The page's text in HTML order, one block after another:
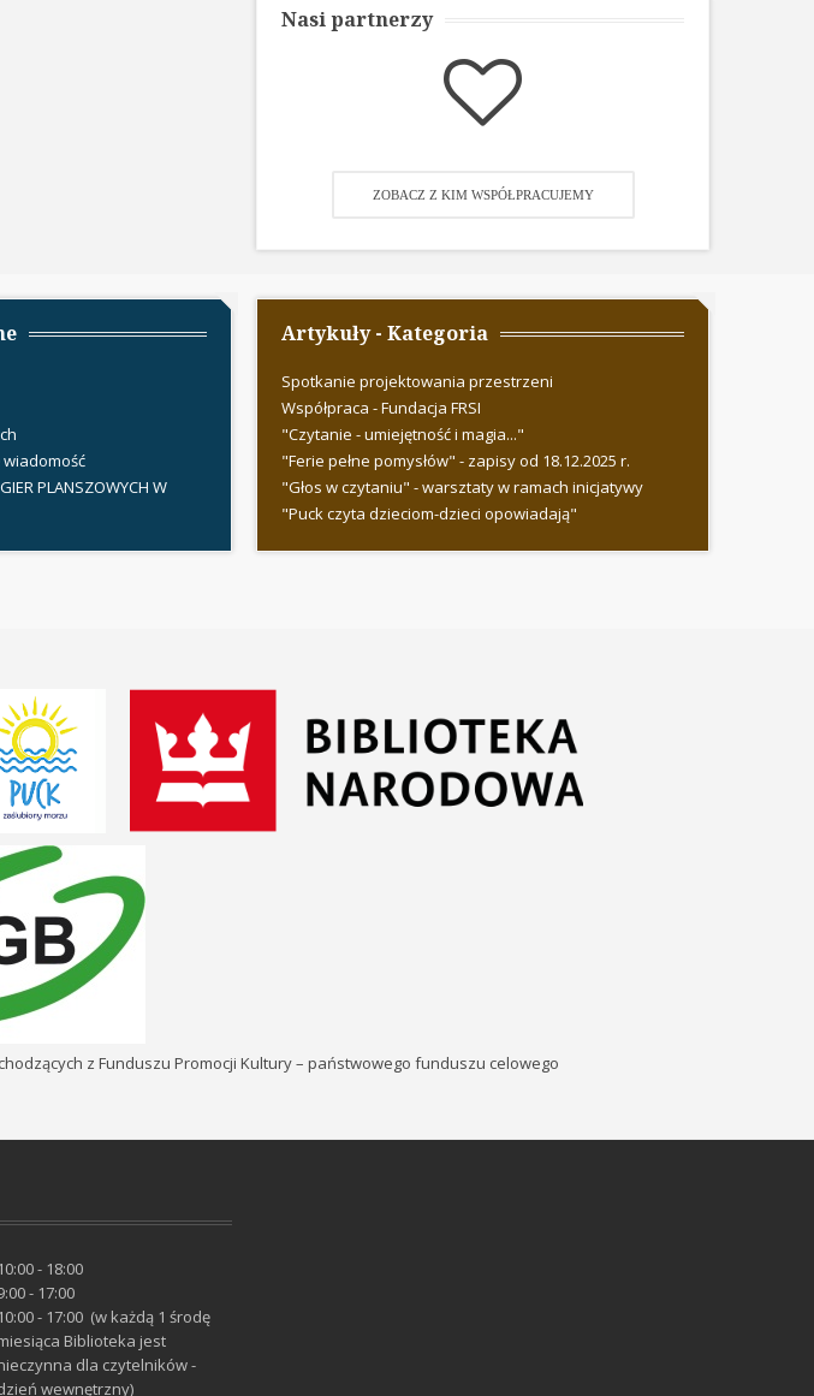
Nasi partnerzy
ZOBACZ Z KIM WSPÓŁPRACUJEMY
PLANSZOWYCH W
Artykuły - Kategoria
Spotkanie projektowania przestrzeni
Współpraca - Fundacja FRSI
"Czytanie - umiejętność i magia..."
"Ferie pełne pomysłów" - zapisy od 18.12.2025 r.
"Głos w czytaniu" - warsztaty w ramach inicjatywy
"Puck czyta dzieciom-dzieci opowiadają"
z Funduszu Promocji Kultury – państwowego funduszu celowego
10:00 - 18:00
- 17:00
10:00 - 17:00 (w każdą 1 środę
Biblioteka jest
dla czytelników -
wewnętrzny)